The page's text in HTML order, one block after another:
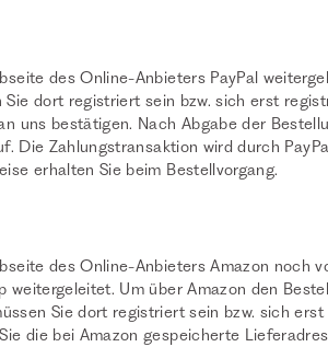
des Online-Anbieters PayPal
Sie dort registriert sein bzw. sich erst
uns bestätigen. Nach Abgabe der
Die Zahlungstransaktion wird durch
erhalten Sie beim Bestellvorgang.
des Online-Anbieters Amazon noch
weitergeleitet. Um über Amazon den
Sie dort registriert sein bzw. sich
die bei Amazon gespeicherte